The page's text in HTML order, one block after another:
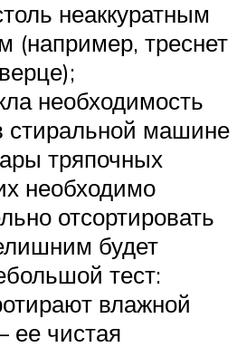
неаккуратным
(например, треснет
необходимость
стиральной машине
тряпочных
необходимо
отсортировать
будет
тест:
влажной
ее чистая